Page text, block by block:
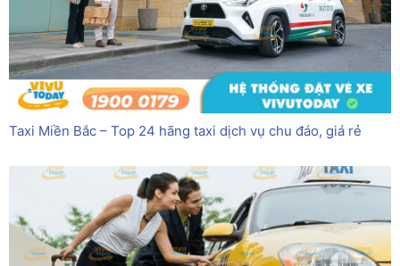
Taxi Miền Bắc – Top 24 hãng taxi dịch vụ chu đáo, giá rẻ